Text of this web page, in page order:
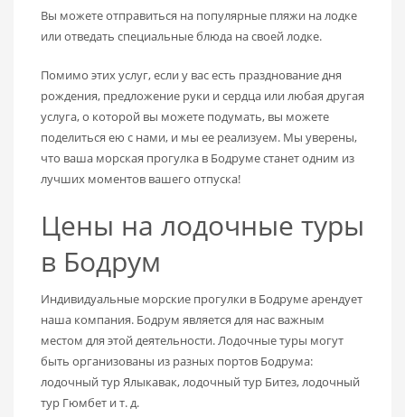
Вы можете отправиться на популярные пляжи на лодке
или отведать специальные блюда на своей лодке.
Помимо этих услуг, если у вас есть празднование дня
рождения, предложение руки и сердца или любая другая
услуга, о которой вы можете подумать, вы можете
поделиться ею с нами, и мы ее реализуем. Мы уверены,
что ваша морская прогулка в Бодруме станет одним из
лучших моментов вашего отпуска!
Цены на лодочные туры
в Бодрум
Индивидуальные морские прогулки в Бодруме арендует
наша компания. Бодрум является для нас важным
местом для этой деятельности. Лодочные туры могут
быть организованы из разных портов Бодрума:
лодочный тур Ялыкавак, лодочный тур Битез, лодочный
тур Гюмбет и т. д.